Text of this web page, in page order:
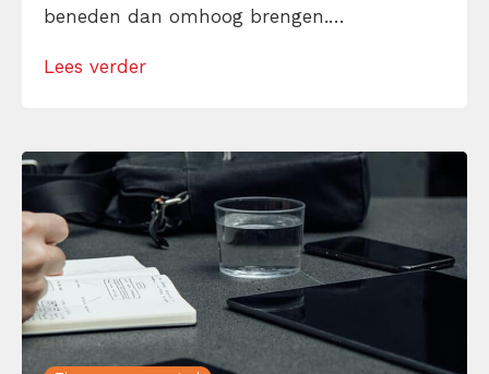
beneden dan omhoog brengen.
komen (of last-minute de afspraak
gedragen als je ze echt nodig hebt. Of […]
Lees verder